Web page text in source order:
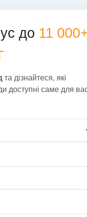
до 11
та дізнайтеся, які
доступні саме для